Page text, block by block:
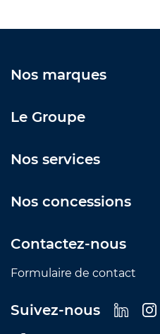
Nos marques
Le Groupe
Nos services
Nos concessions
Contactez-nous
Formulaire de contact
Suivez-nous